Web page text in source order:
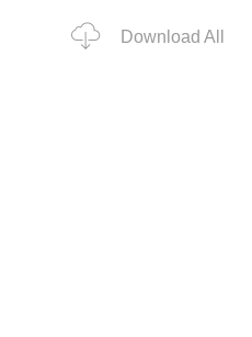
Download All